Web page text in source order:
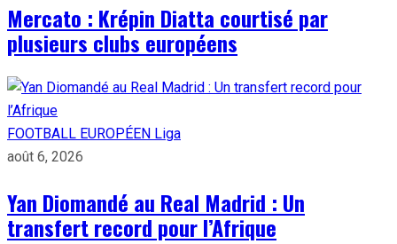
Mercato : Krépin Diatta courtisé par
plusieurs clubs européens
FOOTBALL EUROPÉEN Liga
août 6, 2026
Yan Diomandé au Real Madrid : Un
transfert record pour l’Afrique